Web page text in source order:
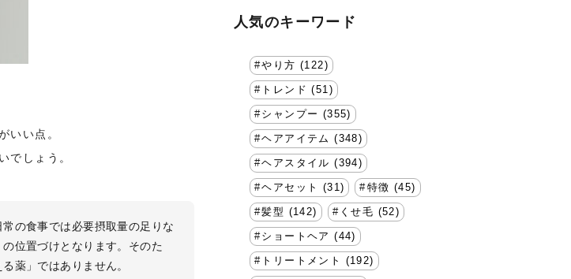
いい点。
でしょう。
の食事では必要摂取量の足りな
位置づけとなります。そのた
薬」ではありません。
人気のキーワード
やり方 (122)
トレンド (51)
シャンプー (355)
ヘアアイテム (348)
ヘアスタイル (394)
ヘアセット (31) 特徴 (45)
髪型 (142) くせ毛 (52)
ショートヘア (44)
トリートメント (192)